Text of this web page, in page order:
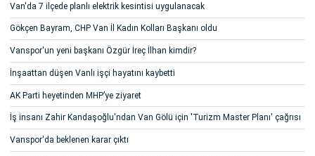
Van'da 7 ilçede planlı elektrik kesintisi uygulanacak
Gökçen Bayram, CHP Van İl Kadın Kolları Başkanı oldu
Vanspor'un yeni başkanı Özgür İreç İlhan kimdir?
İnşaattan düşen Vanlı işçi hayatını kaybetti
AK Parti heyetinden MHP’ye ziyaret
İş insanı Zahir Kandaşoğlu'ndan Van Gölü için 'Turizm Master Planı' çağrısı
Vanspor'da beklenen karar çıktı